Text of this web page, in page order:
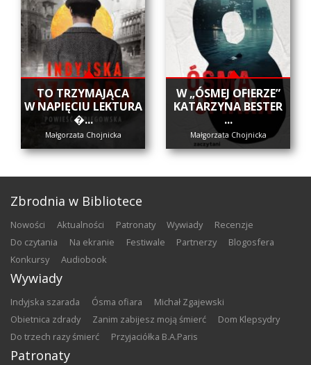
​TO TRZYMAJĄCA
W NAPIĘCIU LEKTURA
�...
Małgorzata Chojnicka
W „ÓSMEJ OFIERZE”
KATARZYNA BESTER
...
Małgorzata Chojnicka
Zbrodnia w Bibliotece
nowości aktualności patronaty wywiady
recenzje
do czytania
na ekranie festiwale partnerzy
blogosfera
konkursy
audiobook
Wywiady
Indyjska szarada Ósma ofiara
Michał Zgajewski
Obietnica zdrady
Zanim zabijesz moją śmierć
Dom Klepsydry
Do trzech razy śmierć
Przyjaciółka B.A.Paris
Patronaty